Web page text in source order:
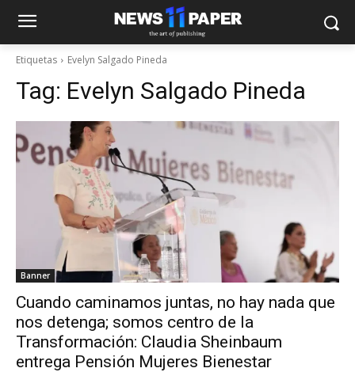
Etiquetas Evelyn Salgado Pineda
Tag: Evelyn Salgado Pineda
Banner
Cuando caminamos juntas, no hay nada que
nos detenga; somos centro de la
Transformación: Claudia Sheinbaum
entrega Pensión Mujeres Bienestar